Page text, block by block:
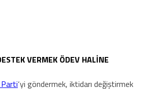
VERMEK ÖDEV HALİNE
‘yi göndermek, iktidarı değiştirmek